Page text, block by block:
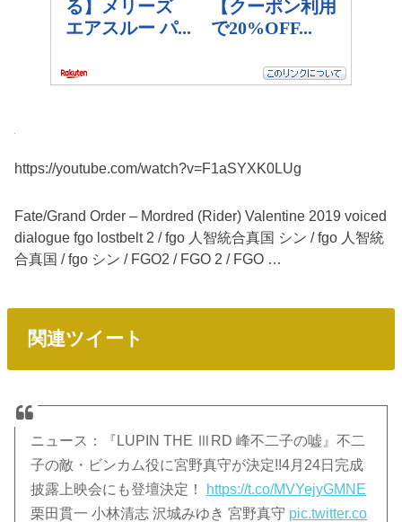
https://youtube.com/watch?v=F1aSYXK0LUg
Fate/Grand Order – Mordred (Rider) Valentine 2019 voiced
dialogue fgo lostbelt 2 / fgo 人智統合真国 シン / fgo 人智統
合真国 / fgo シン / FGO2 / FGO 2 / FGO …
関連ツイート
ニュース：『LUPIN THE ⅢRD 峰不二子の嘘』不二
子の敵・ビンカム役に宮野真守が決定!!4月24日完成
披露上映会にも登壇決定！
https://t.co/MVYejyGMNE
栗田貫一 小林清志 沢城みゆき 宮野真守 pic.twitter.co